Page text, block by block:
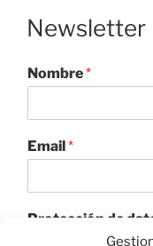
Newsletter
Nombre*
Email *
Protección de
Acepto el